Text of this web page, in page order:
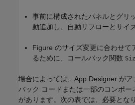
事前に構成されたパネルとグリ
動追加し、自動リフローとサイ
Figure のサイズ変更に合わせて
るために、コールバック関数
場合によっては、App Designer が
バック コードまたは一部のコンポ
があります。次の表では、必要とな